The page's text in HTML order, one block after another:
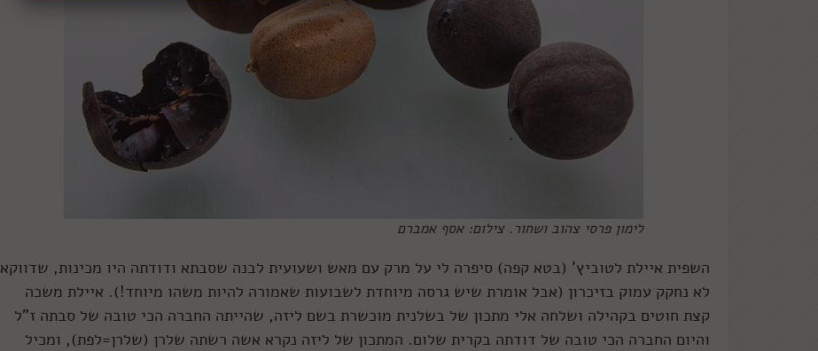
לימון פרסי צהוב ושחור. צילום: אסף אמברם
השפית איילת לטוביץ' (בטא קפה) סיפרה לי על מרק עם מאש ושעועית לבנה שסבתא ודודתה היו מכינות, שדווקא
לא נחקק עמוק בזיכרון (אבל אומרת שיש גרסה מיוחדת לשבועות שאמורה להיות משהו מיוחד!). איילת משכה
קצת חוטים בקהילה ושלחה אלי מתכון של בשלנית מוכשרת בשם ליזה, שהייתה החברה הכי טובה של סבתה ז"ל
והיום החברה הכי טובה של דודתה בקרית שלום. המתכון של ליזה נקרא אשה רשתה שלרן (שלרן=לפת), ומכיל